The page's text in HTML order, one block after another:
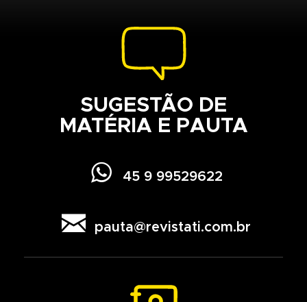
SUGESTÃO DE
MATÉRIA E PAUTA
 45 9 99529622
 pauta@revistati.com.br